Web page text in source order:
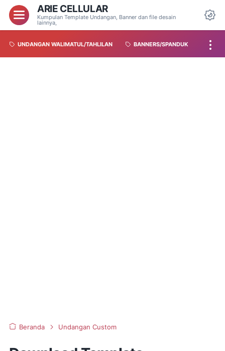
ARIE CELLULAR
Kumpulan Template Undangan, Banner dan file desain
lainnya,
UNDANGAN WALIMATUL/TAHLILAN BANNERS/SPANDUK
Beranda Undangan Custom